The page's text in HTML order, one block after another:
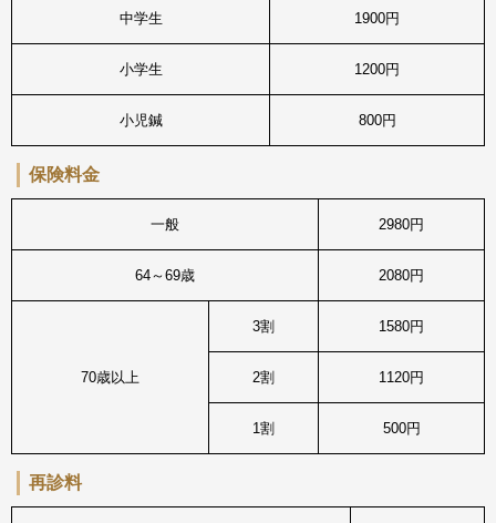
中学生 1900円
小学生 1200円
小児鍼 800円
保険料金
一般 2980円
64～69歳 2080円
70歳以上
3割 1580円
2割 1120円
1割 500円
再診料